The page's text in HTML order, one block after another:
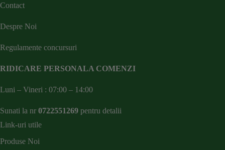
Contact
Despre Noi
Regulamente concursuri
RIDICARE PERSONALA COMENZI
Luni – Vineri : 07:00 – 14:00
Sunati la nr 0722551269 pentru detalii
Link-uri utile
Produse Noi